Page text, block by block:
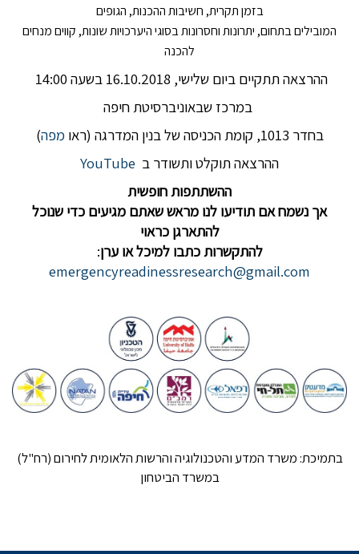
בזמן תקרית, חשיבות ההכנות, הגופים
המובילים בתחום, יתרונות וחסרונות בסוגי היערכויות שונות, קווים מנחים
להכנה
ההרצאה תתקיים ביום שלישי, 16.10.2018 בשעה 14:00
במרכז שבאוניברסיטת חיפה
בחדר 1013, קומת הכניסה של בנין המדרגה (ראו
מפה)
ההרצאה תוקלט ותשודר ב YouTube
ההשתתפות חופשית
אך נשמח אם תודיעו לנו מראש שאתם מגיעים כדי שנוכל
להתארגן כראוי
להתקשרות כתבו למיכל או ערן:
emergencyreadinessresearch@gmail.com
בתמיכת: משרד המדע והטכנולוגיה והרשות הלאומית לחירום (רח"ל)
במשרד הביטחון